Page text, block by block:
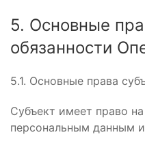
5. Основные
обязанности
5.1. Основные права
Субъект имеет право
персональным данным